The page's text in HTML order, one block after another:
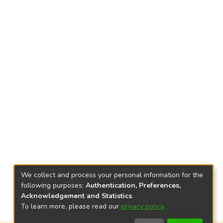
We collect and process your personal information for the
following purposes: Authentication, Preferences,
Acknowledgement and Statistics.
To learn more, please read our privacy policy.